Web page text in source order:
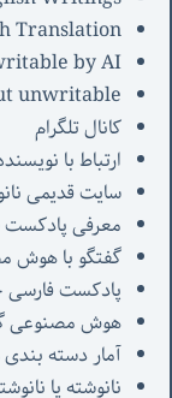
Translation
by AI
unwritable
کانال تلگرام
ارتباط با
سایت قدیمی
معرفی
گفتگو با هوش
پادکست
هوش مصنوعی
آمار دسته
نانوشته یا